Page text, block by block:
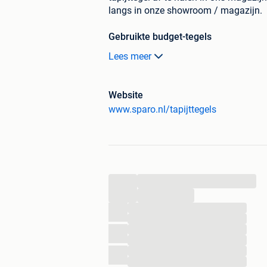
langs in onze showroom / magazijn.
Gebruikte budget-tegels
OnzeTapijttegels zijn nu extra
bijvoorbeeld in een schuur,
Bij ons krijg je in tegenstelling tot veel
verzameling van verschillende type
Lees meer
Website
www.sparo.nl/tapijttegels